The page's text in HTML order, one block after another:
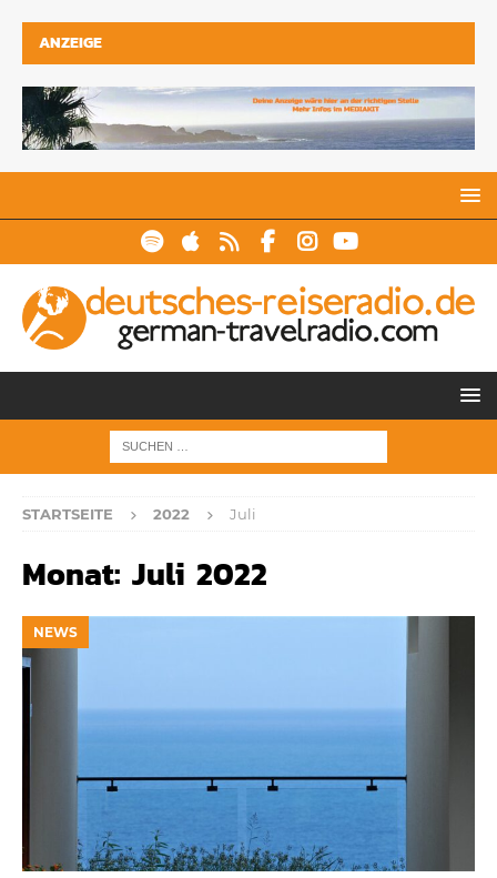
ANZEIGE
STARTSEITE 2022 Juli
Monat: Juli 2022
NEWS